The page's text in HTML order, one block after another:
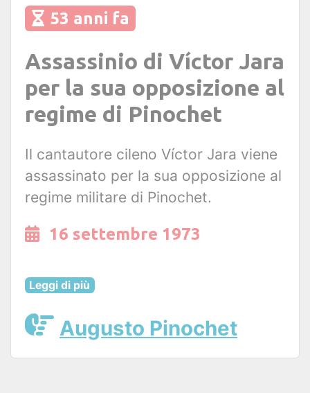
53 anni fa
Assassinio di Víctor Jara
per la sua opposizione al
regime di Pinochet
Il cantautore cileno Víctor Jara viene
assassinato per la sua opposizione al
regime militare di Pinochet.
16 settembre 1973
Leggi di più
Augusto Pinochet